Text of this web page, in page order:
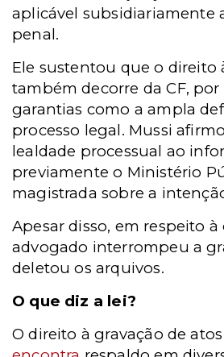
aplicável subsidiariamente
penal.
Ele sustentou que o direito
também decorre da CF,
garantias como a ampla
processo legal. Mussi
lealdade processual ao
previamente o Ministério
magistrada sobre a
Apesar disso, em respeito
advogado interrompeu a
deletou os arquivos.
O que diz a lei?
O direito à gravação de